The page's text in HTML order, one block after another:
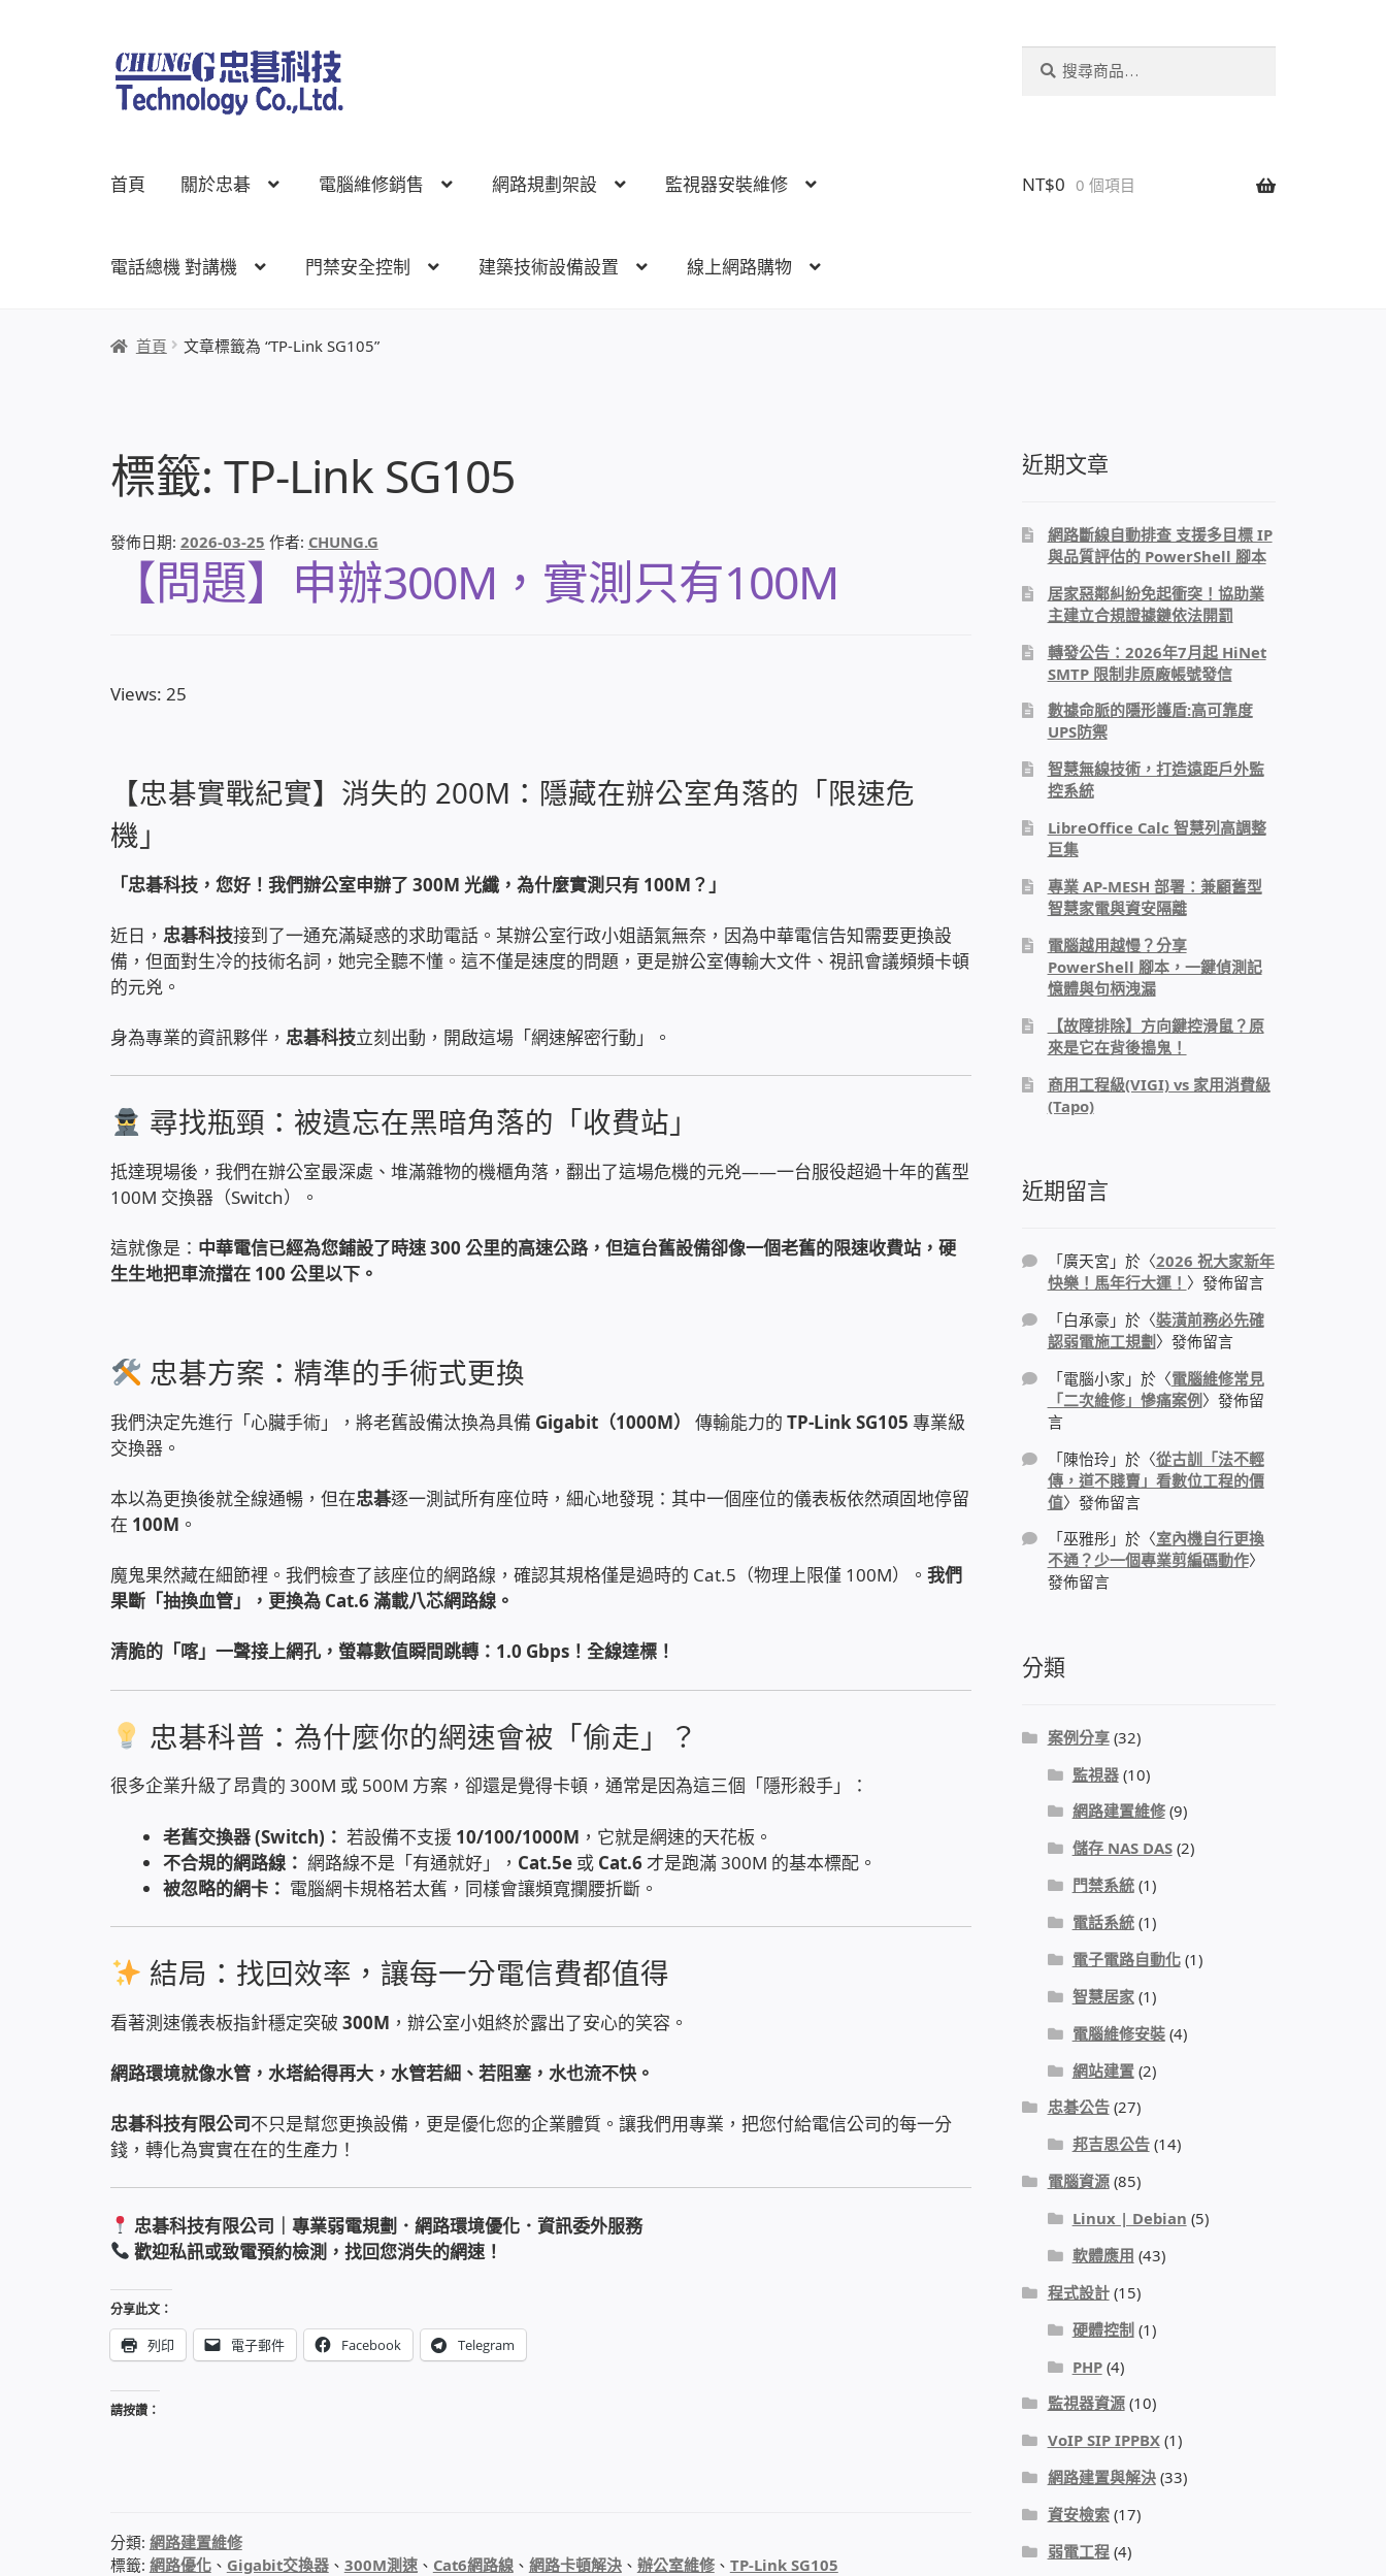
跳
至
導
跳
至
主
容
首頁 關於忠碁 電腦維修銷售 網路規劃架設 監視器安裝維修
電話總機 對講機 門禁安全控制 建築技術設備設置 線上網路購物
首頁關於忠碁電腦維修銷售 網路規劃架設
NT$0 0 個項目
首頁 文章標籤為 “TP-Link SG105”
標籤: TP-Link SG105
發佈日期: 2026-03-25 作者: CHUNG.G
【問題】申辦300M，實測只有100M
Views: 25
【忠碁實戰紀實】消失的 200M：隱藏在辦公室角落的「限速危
機」
「忠碁科技，您好！我們辦公室申辦了 300M 光纖，為什麼實測只有 100M？」
近日， 忠碁科技接到了一通充滿疑惑的求助電話。某辦公室行政小姐語氣無奈，因為中華電信告知需要更換設
備，但面對生冷的技術名詞，她完全聽不懂。這不僅是速度的問題，更是辦公室傳輸大文件、視訊會議頻頻卡頓
的元兇。
身為專業的資訊夥伴， 忠碁科技立刻出動，開啟這場「網速解密行動」。
尋找瓶頸：被遺忘在黑暗角落的「收費站」
抵達現場後，我們在辦公室最深處、堆滿雜物的機櫃角落，翻出了這場危機的元兇——一台服役超過十年的舊型
100M 交換器（Switch）。
這就像是： 中華電信已經為您鋪設了時速 300 公里的高速公路，但這台舊設備卻像一個老舊的限速收費站，硬
生生地把車流擋在 100 公里以下。
忠碁方案：精準的手術式更換
我們決定先進行「心臟手術」，將老舊設備汰換為具備 Gigabit（1000M） 傳輸能力的 TP-Link SG105 專業級
交換器。
本以為更換後就全線通暢，但在忠碁逐一測試所有座位時，細心地發現：其中一個座位的儀表板依然頑固地停留
在 100M 。
魔鬼果然藏在細節裡。我們檢查了該座位的網路線，確認其規格僅是過時的 Cat.5（物理上限僅 100M）。 我們
果斷「抽換血管」，更換為 Cat.6 滿載八芯網路線。
清脆的「喀」一聲接上網孔，螢幕數值瞬間跳轉：1.0 Gbps！全線達標！
忠碁科普：為什麼你的網速會被「偷走」？
很多企業升級了昂貴的 300M 或 500M 方案，卻還是覺得卡頓，通常是因為這三個「隱形殺手」：
老舊交換器 (Switch)： 若設備不支援 10/100/1000M ，它就是網速的天花板。
不合規的網路線： 網路線不是「有通就好」， Cat.5e或 Cat.6才是跑滿 300M 的基本標配。
被忽略的網卡： 電腦網卡規格若太舊，同樣會讓頻寬攔腰折斷。
結局：找回效率，讓每一分電信費都值得
看著測速儀表板指針穩定突破 300M ，辦公室小姐終於露出了安心的笑容。
網路環境就像水管，水塔給得再大，水管若細、若阻塞，水也流不快。
忠碁科技有限公司不只是幫您更換設備，更是優化您的企業體質。讓我們用專業，把您付給電信公司的每一分
錢，轉化為實實在在的生產力！
忠碁科技有限公司｜專業弱電規劃．網路環境優化．資訊委外服務
歡迎私訊或致電預約檢測，找回您消失的網速！
分享此文：
列印 電子郵件 Facebook Telegram
請按讚：
分類: 網路建置維修
標籤: 網路優化、 Gigabit交換器、 300M測速、 Cat6網路線、 網路卡頓解決、 辦公室維修、 TP-Link SG105
近期文章
網路斷線自動排查 支援多目標 IP
與品質評估的 PowerShell 腳本
居家惡鄰糾紛免起衝突！協助業
主建立合規證據鏈依法開罰
轉發公告：2026年7月起 HiNet
SMTP 限制非原廠帳號發信
數據命脈的隱形護盾:高可靠度
UPS防禦
智慧無線技術，打造遠距戶外監
控系統
LibreOffice Calc 智慧列高調整
巨集
專業 AP-MESH 部署：兼顧舊型
智慧家電與資安隔離
電腦越用越慢？分享
PowerShell 腳本，一鍵偵測記
憶體與句柄洩漏
【故障排除】方向鍵控滑鼠？原
來是它在背後搗鬼！
商用工程級(VIGI) vs 家用消費級
(Tapo)
近期留言
「廣天宮 」於〈2026 祝大家新年
快樂！馬年行大運！ 〉發佈留言
「白承豪 」於〈裝潢前務必先確
認弱電施工規劃〉發佈留言
「電腦小家 」於〈電腦維修常見
「二次維修」慘痛案例〉發佈留
言
「陳怡玲」於〈從古訓「法不輕
傳，道不賤賣」看數位工程的價
值〉發佈留言
「巫雅彤 」於〈室內機自行更換
不通？少一個專業剪編碼動作〉
發佈留言
分類
案例分享(32)
監視器(10)
網路建置維修(9)
儲存 NAS DAS(2)
門禁系統(1)
電話系統(1)
電子電路自動化(1)
智慧居家(1)
電腦維修安裝(4)
網站建置(2)
忠碁公告(27)
邦吉思公告(14)
電腦資源(85)
Linux | Debian (5)
軟體應用 (43)
程式設計(15)
硬體控制(1)
PHP(4)
監視器資源(10)
VoIP SIP IPPBX(1)
網路建置與解決(33)
資安檢索(17)
弱電工程(4)